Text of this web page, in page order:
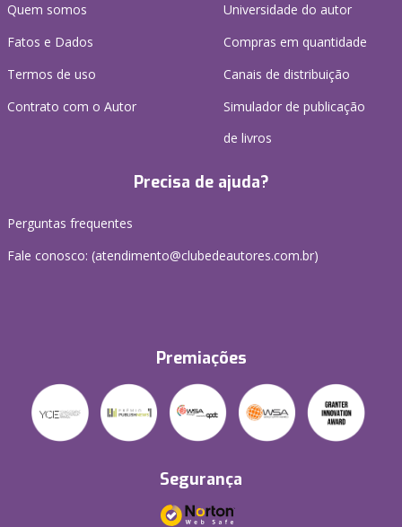
Quem somos
Fatos e Dados
Termos de uso
Contrato com o Autor
Universidade do autor
Compras em quantidade
Canais de distribuição
Simulador de publicação
de livros
Precisa de ajuda?
Perguntas frequentes
Fale conosco: (atendimento@clubedeautores.com.br)
Premiações
Segurança